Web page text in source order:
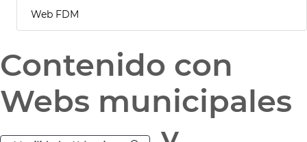
Web FDM
Contenido con
Webs municipales